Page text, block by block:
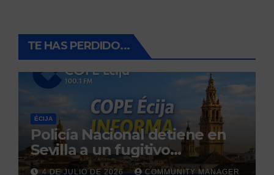
TE HAS PERDIDO...
ÉCIJA
Policía Nacional detiene en
Sevilla a un fugitivo
reclamado por narcotráfico
4 DE JULIO DE 2026 COMMUNITY MANAGER